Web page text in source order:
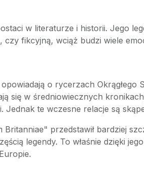
w literaturze i historii. Jego
fikcyjną, wciąż budzi wiele
o rycerzach Okrągłego
się w średniowiecznych
te wczesne relacje są
przedstawił bardziej
legendy. To właśnie dzięki